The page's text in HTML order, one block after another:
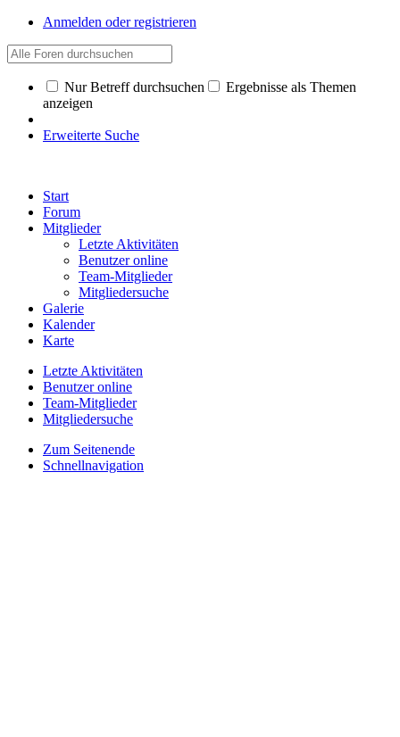
Anmelden oder registrieren
Nur Betreff durchsuchen
Ergebnisse als Themen
anzeigen
Erweiterte Suche
Start
Forum
Mitglieder
Letzte Aktivitäten
Benutzer online
Team-Mitglieder
Mitgliedersuche
Galerie
Kalender
Karte
Letzte Aktivitäten
Benutzer online
Team-Mitglieder
Mitgliedersuche
Zum Seitenende
Schnellnavigation